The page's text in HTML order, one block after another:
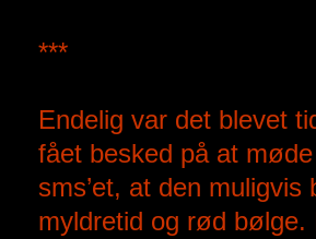
***
Endelig var det blevet
fået besked på at
sms’et, at den
myldretid og rød